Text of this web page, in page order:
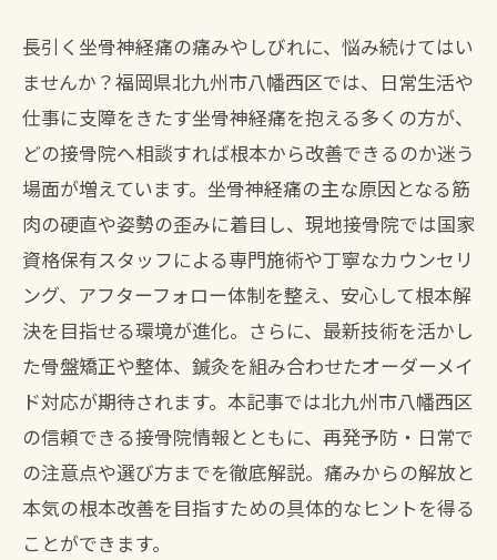
長引く坐骨神経痛の痛みやしびれに、悩み続けてはい
ませんか？福岡県北九州市八幡西区では、日常生活や
仕事に支障をきたす坐骨神経痛を抱える多くの方が、
どの接骨院へ相談すれば根本から改善できるのか迷う
場面が増えています。坐骨神経痛の主な原因となる筋
肉の硬直や姿勢の歪みに着目し、現地接骨院では国家
資格保有スタッフによる専門施術や丁寧なカウンセリ
ング、アフターフォロー体制を整え、安心して根本解
決を目指せる環境が進化。さらに、最新技術を活かし
た骨盤矯正や整体、鍼灸を組み合わせたオーダーメイ
ド対応が期待されます。本記事では北九州市八幡西区
の信頼できる接骨院情報とともに、再発予防・日常で
の注意点や選び方までを徹底解説。痛みからの解放と
本気の根本改善を目指すための具体的なヒントを得る
ことができます。